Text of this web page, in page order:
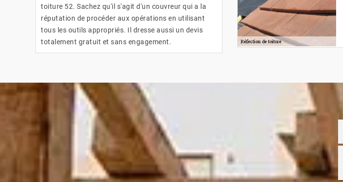
toiture 52. Sachez qu'il s'agit d'un couvreur qui a la
réputation de procéder aux opérations en utilisant
tous les outils appropriés. Il dresse aussi un devis
totalement gratuit et sans engagement.